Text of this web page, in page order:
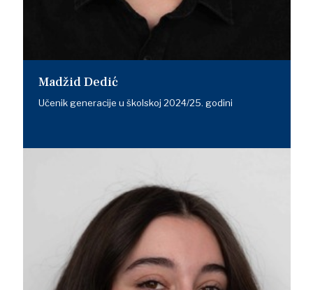
Madžid Dedić
Učenik generacije u školskoj 2024/25. godini